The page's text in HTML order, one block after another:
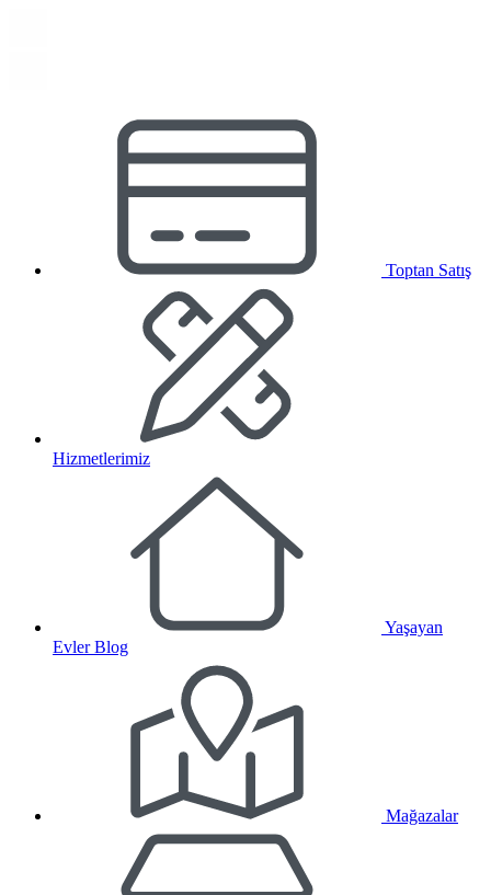
Toptan Satış
Hizmetlerimiz
Yaşayan
Evler Blog
Mağazalar